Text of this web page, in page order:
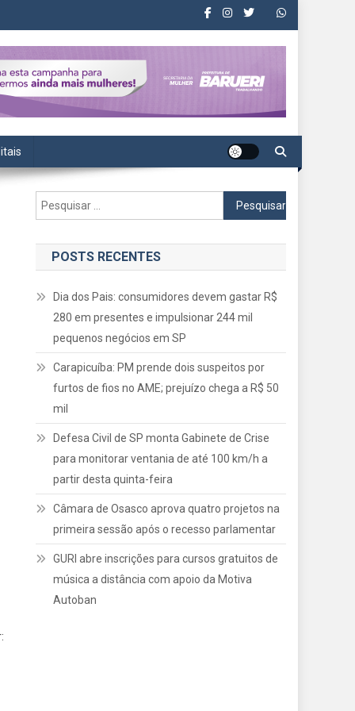
Pesquisar
por:
POSTS RECENTES
Dia dos Pais: consumidores devem gastar R$
280 em presentes e impulsionar 244 mil
pequenos negócios em SP
Carapicuíba: PM prende dois suspeitos por
furtos de fios no AME; prejuízo chega a R$ 50
mil
Defesa Civil de SP monta Gabinete de Crise
para monitorar ventania de até 100 km/h a
partir desta quinta-feira
Câmara de Osasco aprova quatro projetos na
primeira sessão após o recesso parlamentar
GURI abre inscrições para cursos gratuitos de
música a distância com apoio da Motiva
Autoban